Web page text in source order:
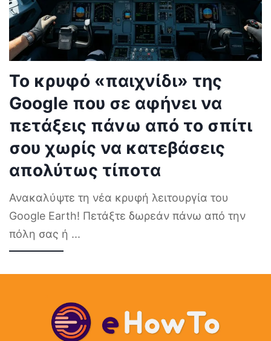
Το κρυφό «παιχνίδι» της
Google που σε αφήνει να
πετάξεις πάνω από το σπίτι
σου χωρίς να κατεβάσεις
απολύτως τίποτα
Ανακαλύψτε τη νέα κρυφή λειτουργία του
Google Earth! Πετάξτε δωρεάν πάνω από την
πόλη σας ή ...